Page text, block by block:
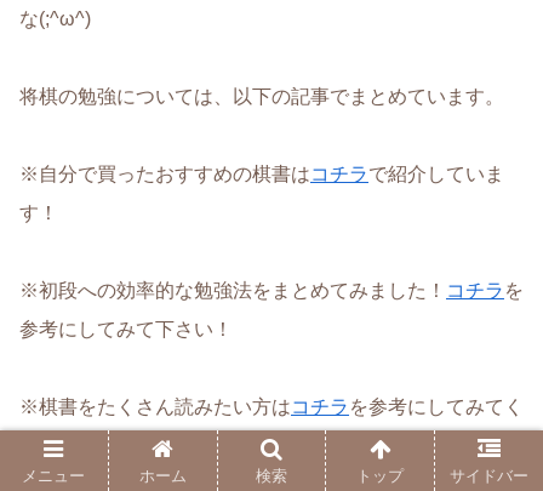
な(;^ω^)
将棋の勉強については、以下の記事でまとめています。
※自分で買ったおすすめの棋書はコチラで紹介していま
す！
※初段への効率的な勉強法をまとめてみました！ コチラ を
参考にしてみて下さい！
※棋書をたくさん読みたい方はコチラ を参考にしてみてく
ださい！
メニュー ホーム 検索 トップ サイドバー